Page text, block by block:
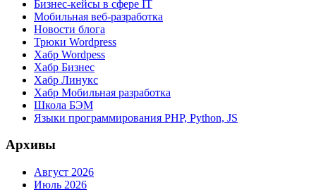
Бизнес-кейсы в сфере IT
Мобильная веб-разработка
Новости блога
Трюки Wordpress
Хабр Wordpess
Хабр Бизнес
Хабр Линукс
Хабр Мобильная разработка
Школа БЭМ
Языки программирования PHP, Python, JS
Архивы
Август 2026
Июль 2026